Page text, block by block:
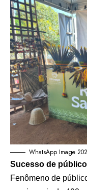
WhatsApp Image
Sucesso de público
Fenômeno de